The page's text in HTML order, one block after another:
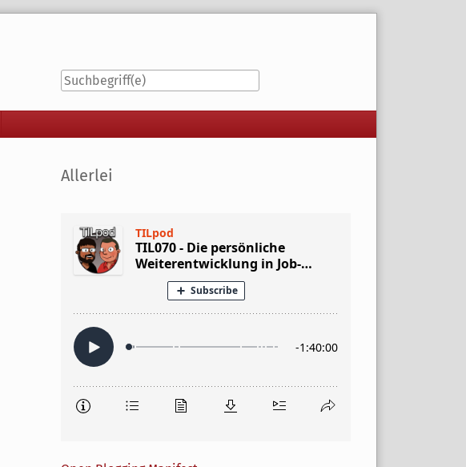
Seitenleiste
Allerlei